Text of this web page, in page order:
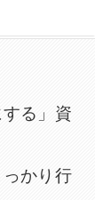
る」資
かり行